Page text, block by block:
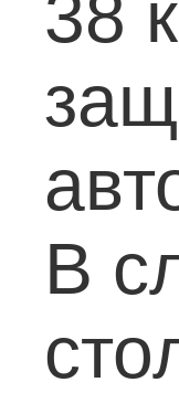
38
В